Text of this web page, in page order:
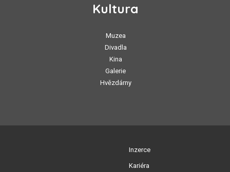
Kultura
Muzea
Divadla
Kina
Galerie
Hvězdárny
Inzerce
Kariéra